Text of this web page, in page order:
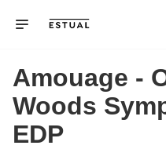
Amouage -
Woods
EDP